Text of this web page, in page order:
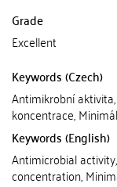
Grade
Excellent
Keywords (Czech)
Antimikrobní
koncentrace,
Keywords (English)
Antimicrobial
concentration,